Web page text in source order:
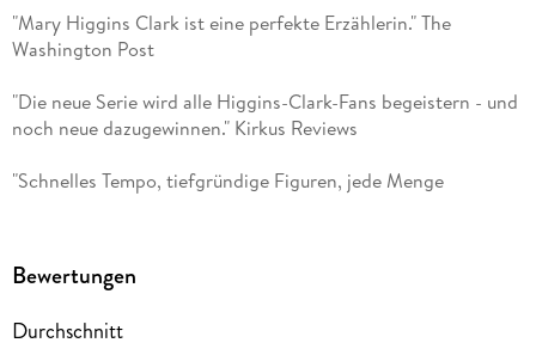
die Tochter von James Lee Burke und lebt in New York. Für
Dennis Lehane gehört sie zu den »besten jungen
"Mary Higgins Clark ist eine perfekte Erzählerin." The
Washington Post
"Die neue Serie wird alle Higgins-Clark-Fans begeistern - und
noch neue dazugewinnen." Kirkus Reviews
"Schnelles Tempo, tiefgründige Figuren, jede Menge
Bewertungen
Durchschnitt